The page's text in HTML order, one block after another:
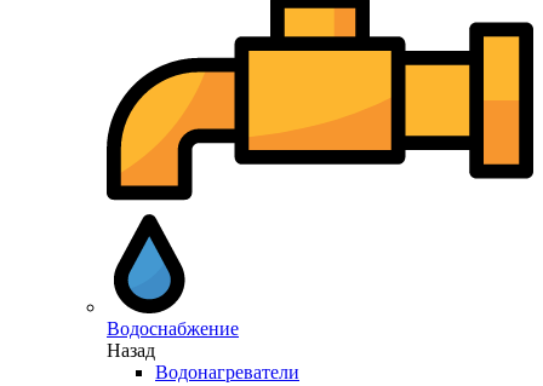
Водоснабжение
Назад
Водонагреватели